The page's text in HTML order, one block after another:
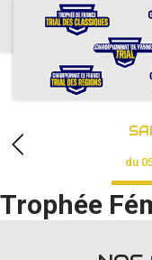
ACCUEIL
CALENDRIER
RÉSULTATS
PHOTOS /
du
Trophée